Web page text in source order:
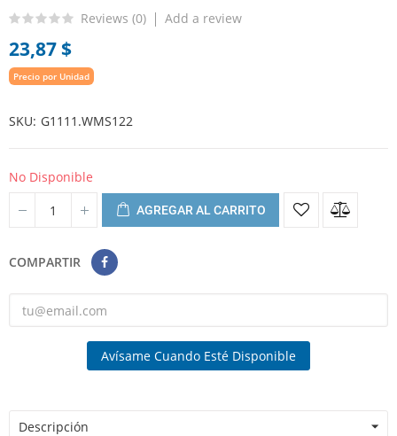
Reviews (0) Add a review
23,87 $
Precio por Unidad
SKU G1111.WMS122
No Disponible
AGREGAR AL CARRITO
COMPARTIR
Avísame Cuando Esté Disponible
Descripción